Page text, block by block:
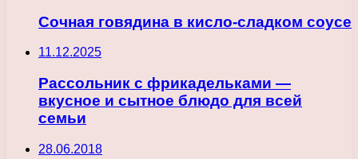
Сочная говядина в кисло-сладком соусе
11.12.2025
Рассольник с фрикадельками —
вкусное и сытное блюдо для всей
семьи
28.06.2018